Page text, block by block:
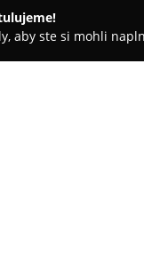
aby ste si mohli